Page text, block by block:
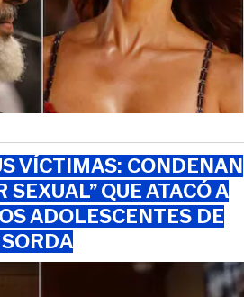
VÍCTIMAS: CONDENAN
QUE ATACÓ A
ADOLESCENTES DE